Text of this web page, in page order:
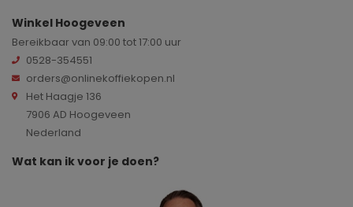
Winkel Hoogeveen
Bereikbaar van 09:00 tot 17:00 uur
0528-354551
orders@onlinekoffiekopen.nl
Het Haagje 136
7906 AD Hoogeveen
Nederland
Wat kan ik voor je doen?